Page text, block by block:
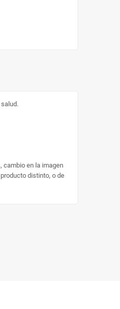
cambio en la imagen
distinto, o de